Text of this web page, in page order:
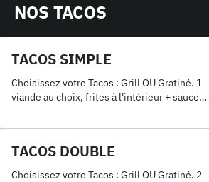
NOS TACOS
TACOS SIMPLE
Choisissez votre Tacos : Grill OU Gratiné. 1
viande au choix, frites à l'intérieur + sauce
TACOS DOUBLE
Choisissez votre Tacos : Grill OU Gratiné. 2